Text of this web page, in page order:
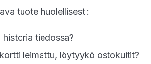
tuote huolellisesti:
historia tiedossa?
leimattu, löytyykö ostokuitit?